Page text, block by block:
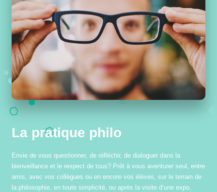
La pratique philo
Envie de vous questionner, de réfléchir, de dialoguer dans la
bienveillance et le respect de tous? Prêt à vous aventurer seul, entre
amis, avec vos collègues ou en encore vos élèves, sur le terrain de
la philosophie, en toute simplicité, ou après la visite d’une expo,